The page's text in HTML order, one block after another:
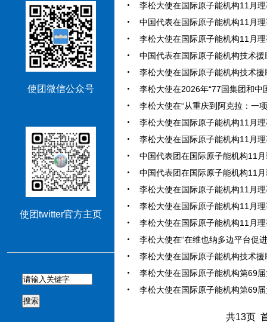
使团微信公众号
使团twitter官方主页
搜索
李松大使在国际原子能机构11月
中国代表在国际原子能机构11月
李松大使在国际原子能机构11月
中国代表在国际原子能机构技术
李松大使在国际原子能机构技术
李松大使在2026年“77国集团和
李松大使在“从重庆到阿克拉：一
李松大使在国际原子能机构11月
李松大使在国际原子能机构11月
中国代表团在国际原子能机构11
中国代表团在国际原子能机构11
李松大使在国际原子能机构11月
李松大使在国际原子能机构11月
李松大使在国际原子能机构11月
李松大使在“在维也纳多边平台促
李松大使在国际原子能机构技术
李松大使在国际原子能机构第69
李松大使在国际原子能机构第69
共13页